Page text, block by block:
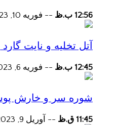
12:56 ب.ظ -- فوریه 10, 2023
آتل تخلیه و نایت
12:45 ب.ظ -- فوریه 6, 2023
شوره سر و خارش
11:45 ق.ظ -- آوریل 9, 2023